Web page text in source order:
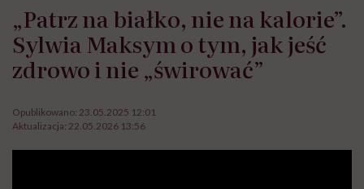
„Patrz na białko, nie na kalorie”.
Sylwia Maksym o tym, jak jeść
zdrowo i nie „świrować”
Opublikowano: 23.05.2025 12:01
Aktualizacja: 22.05.2026 13:56